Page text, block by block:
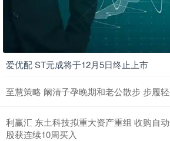
爱优配 ST元成将于12月5日终止上市
至慧策略 阚清子孕晚期和老公散步 步履
利赢汇 东土科技拟重大资产重组 收购自
股获连续10周买入